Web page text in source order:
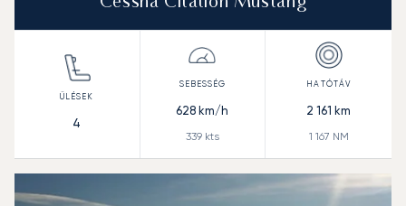
Cessna Citation Mustang
4
628 km/h
339kts
2 161 km
1 167 NM